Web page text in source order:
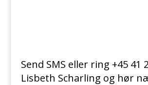
Send SMS eller ring +45 41
Lisbeth Scharling og hør